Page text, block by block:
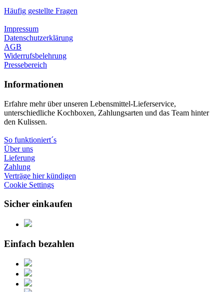
Häufig gestellte Fragen
Impressum
Datenschutzerklärung
AGB
Widerrufsbelehrung
Pressebereich
Informationen
Erfahre mehr über unseren Lebensmittel-Lieferservice,
unterschiedliche Kochboxen, Zahlungsarten und das Team hinter
den Kulissen.
So funktioniert´s
Über uns
Lieferung
Zahlung
Verträge hier kündigen
Cookie Settings
Sicher einkaufen
Einfach bezahlen